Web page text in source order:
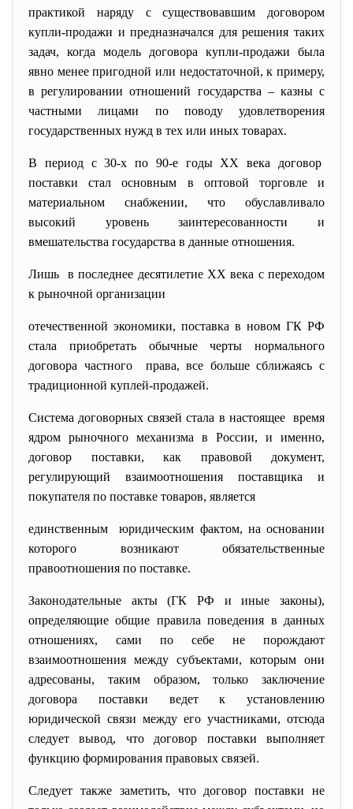
практикой наряду с существовавшим договором
купли-продажи и предназначался для решения таких
задач, когда модель договора купли-продажи была
явно менее пригодной или недостаточной, к примеру,
в регулировании отношений государства – казны с
частными лицами по поводу удовлетворения
государственных нужд в тех или иных товарах.
В период с 30-х по 90-е годы ХХ века договор
поставки стал основным в оптовой торговле и
материальном снабжении, что обуславливало
высокий уровень заинтересованности и
вмешательства государства в данные отношения.
Лишь в последнее десятилетие ХХ века с переходом
к рыночной организации
отечественной экономики, поставка в новом ГК РФ
стала приобретать обычные черты нормального
договора частного права, все больше сближаясь с
традиционной куплей-продажей.
Система договорных связей стала в настоящее время
ядром рыночного механизма в России, и именно,
договор поставки, как правовой документ,
регулирующий взаимоотношения поставщика и
покупателя по поставке товаров, является
единственным юридическим фактом, на основании
которого возникают обязательственные
правоотношения по поставке.
Законодательные акты (ГК РФ и иные законы),
определяющие общие правила поведения в данных
отношениях, сами по себе не порождают
взаимоотношения между субъектами, которым они
адресованы, таким образом, только заключение
договора поставки ведет к установлению
юридической связи между его участниками, отсюда
следует вывод, что договор поставки выполняет
функцию формирования правовых связей.
Следует также заметить, что договор поставки не